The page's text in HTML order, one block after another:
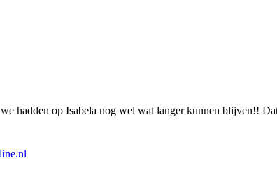
hadden op Isabela nog wel wat langer kunnen blijven!!